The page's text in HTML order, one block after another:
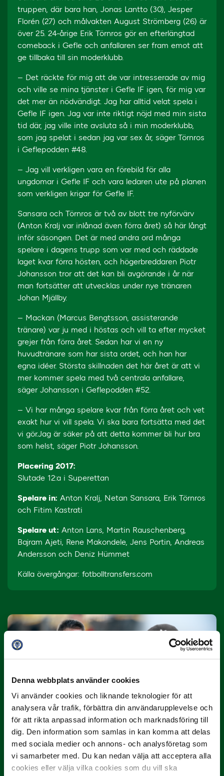
Denna webbplats använder cookies
Vi använder cookies och liknande teknologier för att
analysera vår trafik, förbättra din användarupplevelse och
för att rikta anpassad information och marknadsföring till
dig. Den information som samlas in kan komma att delas
med sociala medier och annons- och analysföretag som
vi samarbeter med. Du kan nedan välja att acceptera alla
cookies eller välja vilka cookies som du vill ska
truppen, där bara han, Jonas Lantto (30), Jesper
Florén (27) och målvakten August Strömberg (26) är
över 25. 24-årige Erik Törnros gör en efterlängtad
comeback i Gefle och anfallaren ser fram emot att
ge tillbaka till sin moderklubb.
– Det räckte för mig att de var intresserade av mig
och ville se mina tjänster i Gefle IF igen, för mig var
det mer än nödvändigt. Jag har alltid velat spela i
Gefle IF igen. Jag var inte riktigt nöjd med min sista
tid där, jag ville inte avsluta så i min moderklubb,
som jag spelat i sedan jag var sex år, säger Törnros
i Geflepodden #48.
– Jag vill verkligen vara en förebild för alla
ungdomar i Gefle IF och vara ledaren ute på planen
som verkligen krigar för Gefle IF.
Sansara och Törnros är två av blott tre nyförvärv
(Anton Kralj var inlånad även förra året) så här långt
inför säsongen. Det är med andra ord många
spelare i dagens trupp som var med och räddade
laget kvar förra hösten, och högerbreddaren Piotr
Johansson tror att det kan bli avgörande i år när
man fortsätter att utvecklas under nye tränaren
Johan Mjällby.
– Mackan (Marcus Bengtsson, assisterande
tränare) var ju med i höstas och vill ta efter mycket
grejer från förra året. Sedan har vi en ny
huvudtränare som har sista ordet, och han har
egna idéer. Största skillnaden det här året är att vi
mer kommer spela med två centrala anfallare,
säger Johansson i Geflepodden #52.
– Vi har många spelare kvar från förra året och vet
exakt hur vi vill spela. Vi ska bara fortsätta med det
vi gör.Jag är säker på att detta kommer bli hur bra
som helst, säger Piotr Johansson.
Placering 2017:
Slutade 12:a i Superettan
Spelare in: Anton Kralj, Netan Sansara, Erik Törnros
och Fitim Kastrati
Spelare ut: Anton Lans, Martin Rauschenberg,
Bajram Ajeti, Rene Makondele, Jens Portin, Andreas
Andersson och Deniz Hümmet
Källa övergångar: fotbolltransfers.com
Dubbla Landskrona-priser när juni
summeras
"Vilken…